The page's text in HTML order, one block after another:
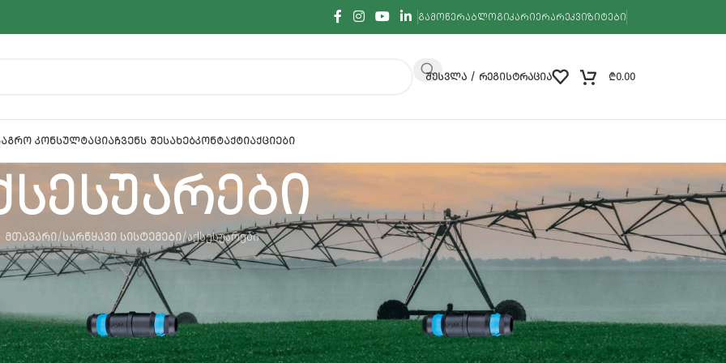
ᲒᲐᲛᲝᲬᲔᲠᲐᲑᲚᲝᲒᲘᲙᲐᲠᲘᲔᲠᲐᲠᲔᲙᲕᲘᲖᲘᲢᲔᲑᲘ
ᲨᲔᲡᲕᲚᲐ / ᲠᲔᲒᲘᲡᲢᲠᲐᲪᲘᲐ ₾0.00
ᲐᲒᲠᲝ ᲙᲝᲜᲡᲣᲚᲢᲐᲪᲘᲐᲩᲕᲔᲜᲡ ᲨᲔᲡᲐᲮᲔᲑᲙᲝᲜᲢᲐᲥᲢᲘᲐᲥᲪᲘᲔᲑᲘ
ᲛᲗᲐᲕᲐᲠᲘ ᲡᲐᲠᲬᲧᲐᲕᲘ ᲡᲘᲡᲢᲔᲛᲔᲑᲘ აქსესუარები